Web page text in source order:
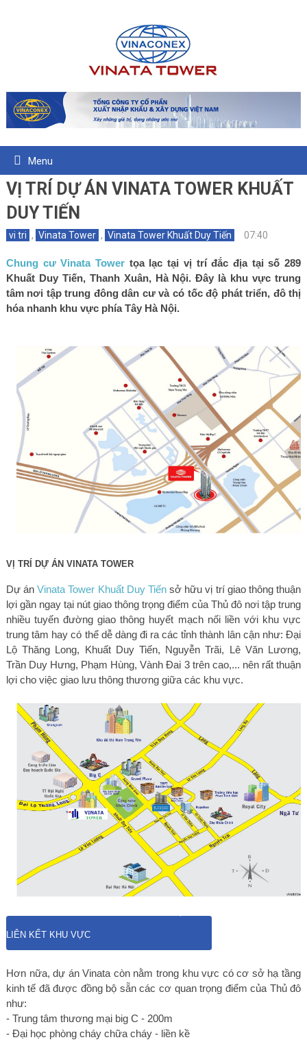
Menu
VỊ TRÍ DỰ ÁN VINATA TOWER KHUẤT
DUY TIẾN
vi tri , Vinata Tower , Vinata Tower Khuất Duy Tiến 07:40
Chung cư Vinata Tower tọa lạc tại vị trí đắc địa tại số 289
Khuất Duy Tiến, Thanh Xuân, Hà Nội. Đây là khu vực trung
tâm nơi tập trung đông dân cư và có tốc độ phát triển, đô thị
hóa nhanh khu vực phía Tây Hà Nội.
VỊ TRÍ DỰ ÁN VINATA TOWER
Dự ánVinata Tower Khuất Duy Tiếnsở hữu vị trí giao thông thuận
lợi gần ngay tại nút giao thông trọng điểm của Thủ đô nơi tập trung
nhiều tuyến đường giao thông huyết mạch nối liền với khu vực
trung tâm hay có thể dễ dàng đi ra các tỉnh thành lân cận như: Đại
Lộ Thăng Long, Khuất Duy Tiến, Nguyễn Trãi, Lê Văn Lương,
Trần Duy Hưng, Phạm Hùng, Vành Đai 3 trên cao,... nên rất thuận
lợi cho việc giao lưu thông thương giữa các khu vực.
LIÊN KẾT KHU VỰC
Hơn nữa, dự án Vinata còn nằm trong khu vực có cơ sở hạ tầng
kinh tế đã được đồng bộ sẵn các cơ quan trọng điểm của Thủ đô
như:
- Trung tâm thương mại big C - 200m
- Đại học phòng cháy chữa cháy - liền kề